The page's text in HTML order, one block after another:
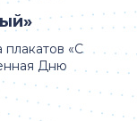
плакатов «С
Дню